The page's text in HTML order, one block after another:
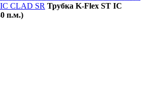
CLAD SR Трубка K-Flex ST IС
п.м.)